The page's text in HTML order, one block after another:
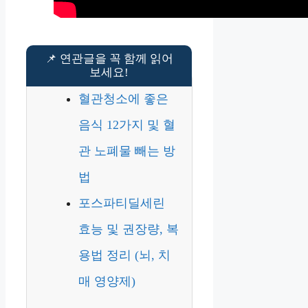
혈관청소에 좋은
음식 12가지 및 혈
관 노폐물 빼는 방
법
포스파티딜세린
효능 및 권장량, 복
용법 정리 (뇌, 치
매 영양제)